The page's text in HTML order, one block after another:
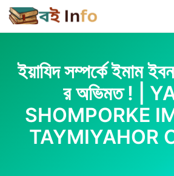
Skip
to
content
ইয়াযিদ সম্পর্কে ইমাম
র অভিমত ! |
SHOMPORKE
TAYMIYAHOR